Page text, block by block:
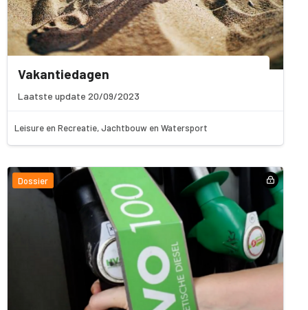
Vakantiedagen
Laatste update 20/09/2023
Leisure en Recreatie, Jachtbouw en Watersport
Dossier